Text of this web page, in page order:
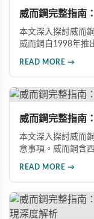
威而鋼完整指南
本文深入探討威而
威而鋼自1998年推
READ MORE →
威而鋼完整指南
本文深入探討威而
意事項。威而鋼含
READ MORE →